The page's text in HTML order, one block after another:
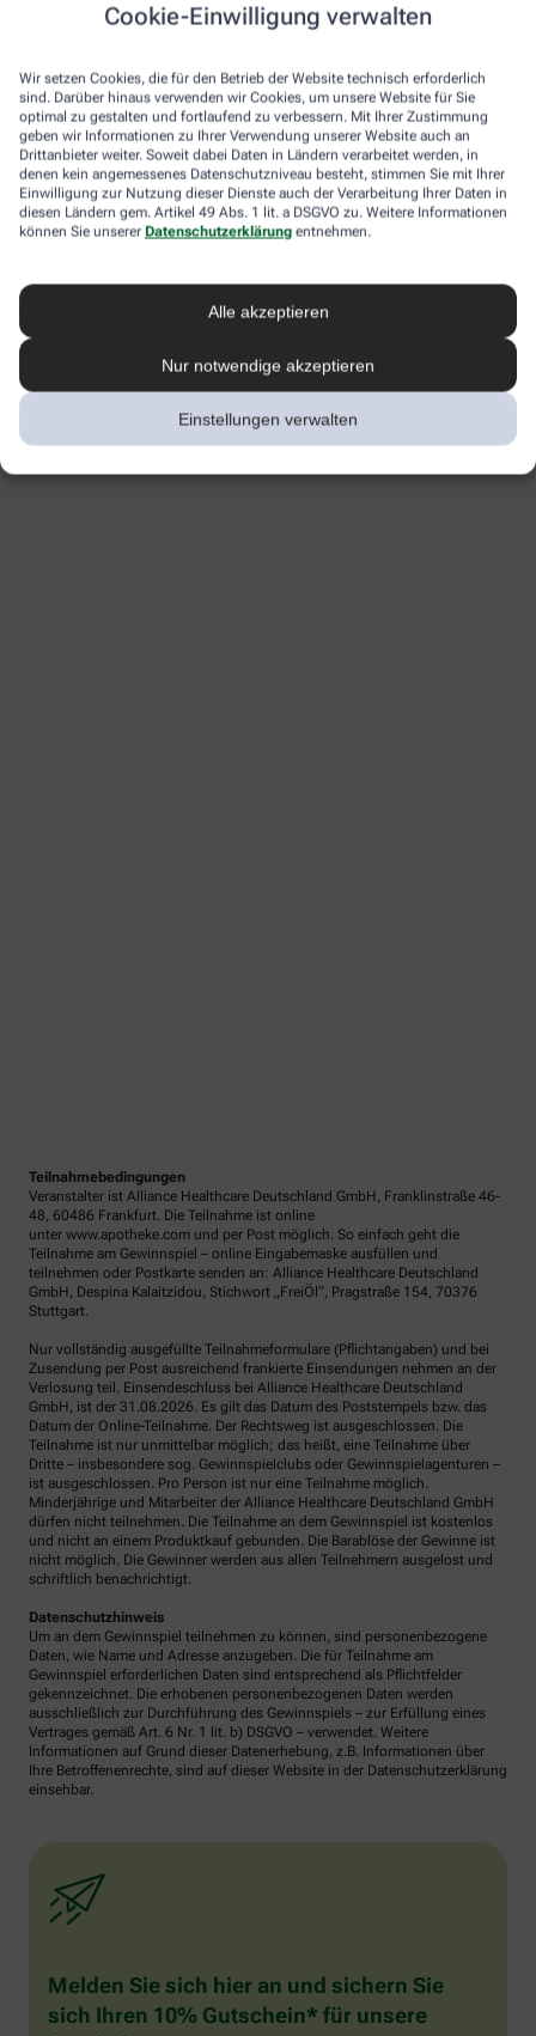
Cookie-Einwilligung verwalten
Wir setzen Cookies, die für den Betrieb der Website technisch erforderlich
sind. Darüber hinaus verwenden wir Cookies, um unsere Website für Sie
optimal zu gestalten und fortlaufend zu verbessern. Mit Ihrer Zustimmung
geben wir Informationen zu Ihrer Verwendung unserer Website auch an
Drittanbieter weiter. Soweit dabei Daten in Ländern verarbeitet werden, in
denen kein angemessenes Datenschutzniveau besteht, stimmen Sie mit Ihrer
Einwilligung zur Nutzung dieser Dienste auch der Verarbeitung Ihrer Daten in
diesen Ländern gem. Artikel 49 Abs. 1 lit. a DSGVO zu. Weitere Informationen
können Sie unserer Datenschutzerklärung entnehmen.
Alle akzeptieren
Nur notwendige akzeptieren
Einstellungen verwalten
Teilnahmebedingungen
Veranstalter ist Alliance Healthcare Deutschland GmbH, Franklinstraße 46-
48, 60486 Frankfurt. Die Teilnahme ist online
unter www.apotheke.com und per Post möglich. So einfach geht die
Teilnahme am Gewinnspiel – online Eingabemaske ausfüllen und
teilnehmen oder Postkarte senden an: Alliance Healthcare Deutschland
GmbH, Despina Kalaitzidou, Stichwort „FreiÖl“, Pragstraße 154, 70376
Stuttgart.
Nur vollständig ausgefüllte Teilnahmeformulare (Pflichtangaben) und bei
Zusendung per Post ausreichend frankierte Einsendungen nehmen an der
Verlosung teil. Einsendeschluss bei Alliance Healthcare Deutschland
GmbH, ist der 31.08.2026. Es gilt das Datum des Poststempels bzw. das
Datum der Online-Teilnahme. Der Rechtsweg ist ausgeschlossen. Die
Teilnahme ist nur unmittelbar möglich; das heißt, eine Teilnahme über
Dritte – insbesondere sog. Gewinnspielclubs oder Gewinnspielagenturen –
ist ausgeschlossen. Pro Person ist nur eine Teilnahme möglich.
Minderjährige und Mitarbeiter der Alliance Healthcare Deutschland GmbH
dürfen nicht teilnehmen. Die Teilnahme an dem Gewinnspiel ist kostenlos
und nicht an einem Produktkauf gebunden. Die Barablöse der Gewinne ist
nicht möglich. Die Gewinner werden aus allen Teilnehmern ausgelost und
schriftlich benachrichtigt.
Datenschutzhinweis
Um an dem Gewinnspiel teilnehmen zu können, sind personenbezogene
Daten, wie Name und Adresse anzugeben. Die für Teilnahme am
Gewinnspiel erforderlichen Daten sind entsprechend als Pflichtfelder
gekennzeichnet. Die erhobenen personenbezogenen Daten werden
ausschließlich zur Durchführung des Gewinnspiels – zur Erfüllung eines
Vertrages gemäß Art. 6 Nr. 1 lit. b) DSGVO – verwendet. Weitere
Informationen auf Grund dieser Datenerhebung, z.B. Informationen über
Ihre Betroffenenrechte, sind auf dieser Website in der Datenschutzerklärung
einsehbar.
Melden Sie sich hier an und sichern Sie
sich Ihren 10% Gutschein* für unsere